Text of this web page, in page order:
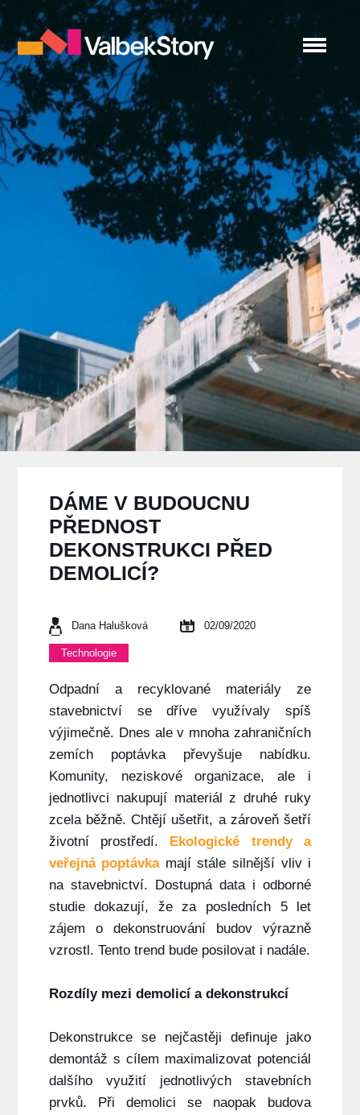
DÁME V BUDOUCNU
PŘEDNOST
DEKONSTRUKCI PŘED
DEMOLICÍ?
Dana Halušková 02/09/2020
Technologie
Odpadní a recyklované materiály ze
stavebnictví se dříve využívaly spíš
výjimečně. Dnes ale v mnoha zahraničních
zemích poptávka převyšuje nabídku.
Komunity, neziskové organizace, ale i
jednotlivci nakupují materiál z druhé ruky
zcela běžně. Chtějí ušetřit, a zároveň šetří
životní prostředí.
Ekologické trendy a
veřejná poptávkamají stále silnější vliv i
na stavebnictví. Dostupná data i odborné
studie dokazují, že za posledních 5 let
zájem o dekonstruování budov výrazně
vzrostl. Tento trend bude posilovat i nadále.
Rozdíly mezi demolicí a dekonstrukcí
Dekonstrukce se nejčastěji definuje jako
demontáž s cílem maximalizovat potenciál
dalšího využití jednotlivých stavebních
prvků. Při demolici se naopak budova